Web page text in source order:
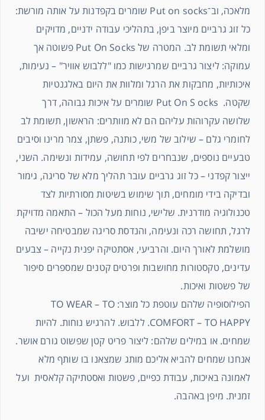
מלאכה, וב־Put on socks שומרים בקפדנות על אותה מורשת:
כל זוג גרביים מיוצר ביפן, בתהליכי עבודה ידניים, מדויקים
ומלאי תשומת לב. המטרה של Put On Socks פשוטה אך
עמוקה: ליצור גרביים שמרגישות כמו "ללבוש אוויר" – נעימות,
איכותיות, מחבקות את הרגל ומלוות את היום באלגנטיות
שקטה. Put On S ocks שומרים על איכות גבוהה, דרך
שלושה עקרוהות עליהם הם לא מוותרים: הראשון, תשומת לב
לחומרי גלם – שילוב של משי, כותנה, פשתן, צמר מרינו וסיבים
טבעיים נוספים, שנבחרים לפי תחושה, עמידות ונשימה. השני,
ייצור קפדני – כל זוג גרביים עובר תהליך מלא של סריגה, גימור
ובדיקה בידי מומחים, תוך שימוש בשיטות מסורתיות לצד
טכנולוגיה מודרנית. שלישי, נוחות מעל הכול – התאמה מדויקת
לרגל, תחושה רכה ונעימה, והנדסת סריגה שמבטיחה ישיבה
מושלמת לאורך היום. והרביעי, אסתטיקה יפנית נקייה – צבעים
עדינים, טקסטורות מחושבות ופרטים קטנים שמספרים סיפור
של פשטות ואיכות.
הפילוסופיה שלהם עוטפת כל מוצר: TO WEAR – TO
COMFORT – TO HAPPY. ללבוש. להרגיש נוחות. להיות
שמחים. או במילים שלהם: ליצור פריט קטן שפשוט גורם אושר.
אנחנו שמחים להביא אליכם מותג שמצאנו בו שותף מלא
לאמונה באיכות, עבודת כפיים, פשטות ואסטתיקה קלאסית ועל
זמנית. מיפן באהבה.